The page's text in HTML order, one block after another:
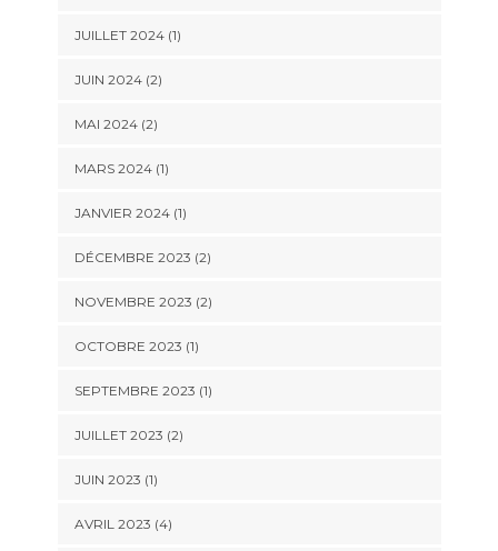
JUILLET 2024(1)
JUIN 2024(2)
MAI 2024(2)
MARS 2024(1)
JANVIER 2024(1)
DÉCEMBRE 2023 (2)
NOVEMBRE 2023 (2)
OCTOBRE 2023 (1)
SEPTEMBRE 2023 (1)
JUILLET 2023 (2)
JUIN 2023 (1)
AVRIL 2023 (4)